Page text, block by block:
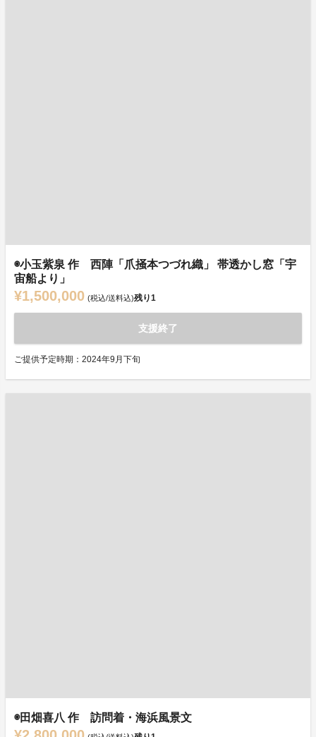
◉小玉紫泉 作 西陣「爪掻本つづれ織」 帯透かし窓「宇
宙船より」
¥1,500,000 (税込/送料込)残り1
支援終了
ご提供予定時期：2024年9月下旬
◉田畑喜八 作 訪問着・海浜風景文